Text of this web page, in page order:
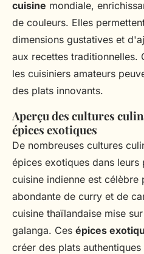
cuisine mondiale,
de couleurs. Elles
dimensions gustatives et
aux recettes traditionnelles.
les cuisiniers amateurs
des plats innovants.
Aperçu des cultures
épices exotiques
De nombreuses cultures
épices exotiques dans leurs
cuisine indienne est célèbre
abondante de curry et de
cuisine thaïlandaise mise
galanga. Ces épices
créer des plats